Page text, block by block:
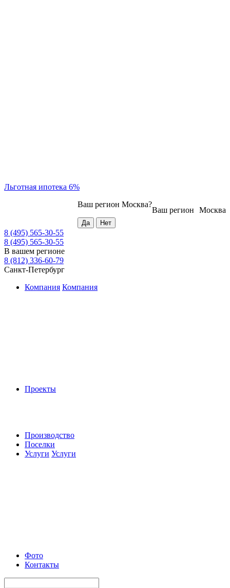
Льготная ипотека 6%
Москва
Ваш регион
Ваш регион Москва?
8 (495) 565-30-55
8 (495) 565-30-55
В вашем регионе
8 (812) 336-60-79
Санкт-Петербург
Компания Компания
Проекты
Производство
Поселки
Услуги Услуги
Фото
Контакты